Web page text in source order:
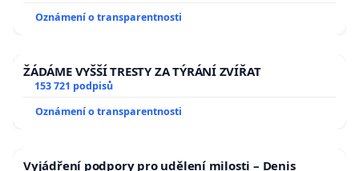
Oznámení o transparentnosti
ŽÁDÁME VYŠŠÍ TRESTY ZA TÝRÁNÍ ZVÍŘAT
153 721 podpisů
Oznámení o transparentnosti
Vyjádření podpory pro udělení milosti – Denis